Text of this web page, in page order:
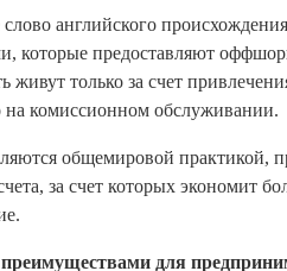
английского происхождения
которые предоставляют
живут только за счет
на комиссионном обслуживании.
общемировой практикой,
за счет которых экономит
для